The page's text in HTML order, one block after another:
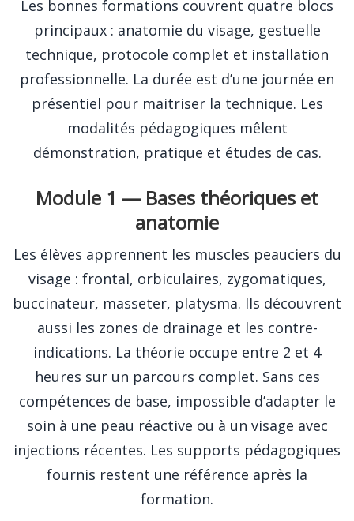
Les bonnes formations couvrent quatre blocs
principaux : anatomie du visage, gestuelle
technique, protocole complet et installation
professionnelle. La durée est d’une journée en
présentiel pour maitriser la technique. Les
modalités pédagogiques mêlent
démonstration, pratique et études de cas.
Module 1 — Bases théoriques et
anatomie
Les élèves apprennent les muscles peauciers du
visage : frontal, orbiculaires, zygomatiques,
buccinateur, masseter, platysma. Ils découvrent
aussi les zones de drainage et les contre-
indications. La théorie occupe entre 2 et 4
heures sur un parcours complet. Sans ces
compétences de base, impossible d’adapter le
soin à une peau réactive ou à un visage avec
injections récentes. Les supports pédagogiques
fournis restent une référence après la
formation.